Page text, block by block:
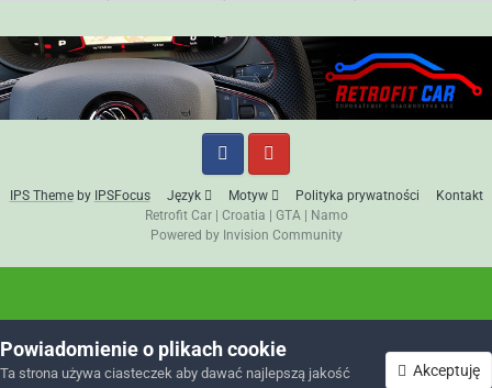
IPS Themeby IPSFocus Język Motyw Polityka prywatności
Kontakt
Retrofit Car| Croatia | GTA | Namo
Powered by Invision Community
Powiadomienie o plikach cookie
Ta strona używa ciasteczek aby dawać najlepszą jakość
Akceptuję